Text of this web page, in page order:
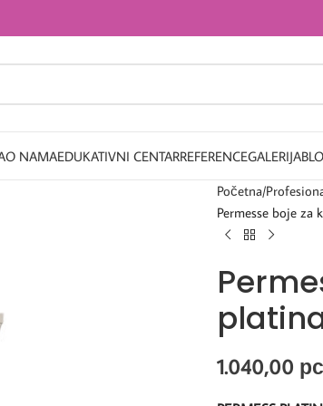
O NAMAEDUKATIVNI CENTARREFERENCEGALERIJA
Početna
Permesse boje za
1.040,00